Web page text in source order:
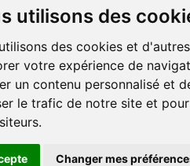
utilisons des
des cookies et
votre expérience de
un contenu personnalisé et
le trafic de notre site et
Changer mes
>CAMELBAK poche à eau